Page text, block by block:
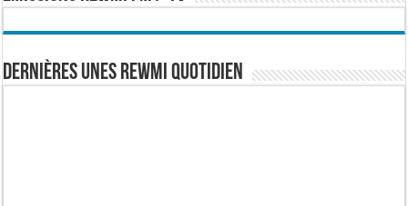
Dernières Unes Rewmi Quotidien